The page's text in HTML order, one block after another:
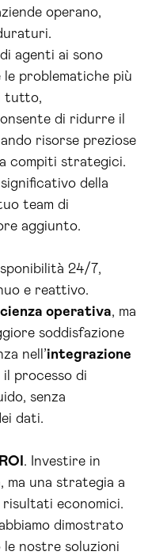
operano,
agenti ai sono
problematiche più
tutto,
di ridurre il
risorse preziose
compiti strategici.
della
team di
aggiunto.
24/7,
e reattivo.
operativa, ma
soddisfazione
nell’integrazione
processo di
senza
dati.
ROI . Investire in
ma una strategia a
risultati economici.
dimostrato
le nostre soluzioni